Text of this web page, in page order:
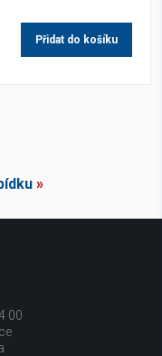
Přidat do košíku
»
00